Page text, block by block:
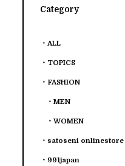
Category
ALL
TOPICS
FASHION
MEN
WOMEN
satoseni onlinestore
991japan